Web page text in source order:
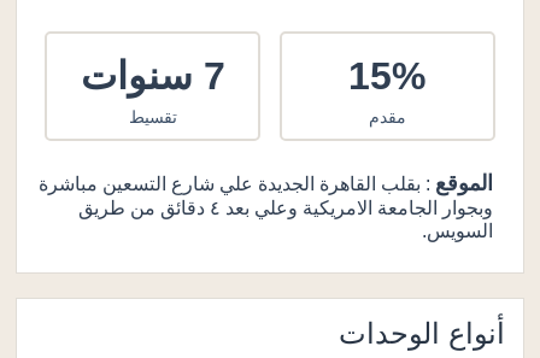
15%
مقدم
7 سنوات
تقسيط
الموقع : بقلب القاهرة الجديدة علي شارع التسعين مباشرة
وبجوار الجامعة الامريكية وعلي بعد ٤ دقائق من طريق
السويس.
أنواع الوحدات